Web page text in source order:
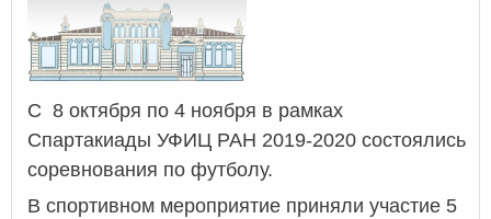
С 8 октября по 4 ноября в рамках
Спартакиады УФИЦ РАН 2019-2020 состоялись
соревнования по футболу.
В спортивном мероприятие приняли участие 5